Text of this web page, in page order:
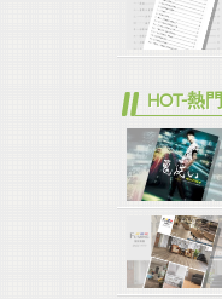
HOT-熱門